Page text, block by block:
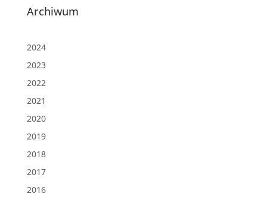
Archiwum
2024
2023
2022
2021
2020
2019
2018
2017
2016